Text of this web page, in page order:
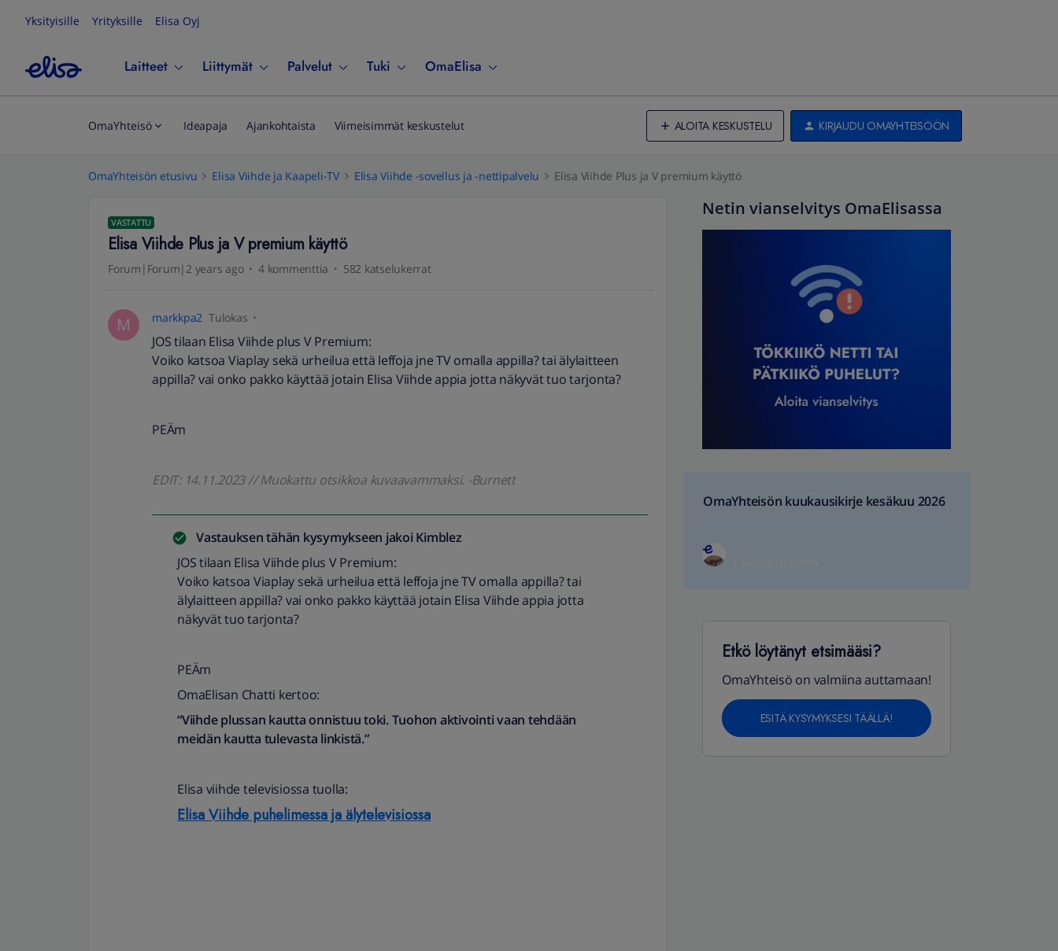
Yksityisille Yrityksille Elisa Oyj
Laitteet Liittymät Palvelut Tuki OmaElisa
OmaYhteisö Ideapaja Ajankohtaista Viimeisimmät keskustelut ALOITA KESKUSTELU KIRJAUDU OMAYHTEISÖÖN
OmaYhteisön etusivu Elisa Viihde ja Kaapeli-TV Elisa Viihde -sovellus ja -nettipalvelu Elisa Viihde Plus ja V premium käyttö
VASTATTU
Elisa Viihde Plus ja V premium käyttö
Forum|Forum|2 years ago 4 kommenttia 582 katselukerrat
M markkpa2 Tulokas
JOS tilaan Elisa Viihde plus V Premium:
Voiko katsoa Viaplay sekä urheilua että leffoja jne TV omalla appilla? tai älylaitteen
appilla? vai onko pakko käyttää jotain Elisa Viihde appia jotta näkyvät tuo tarjonta?
PEÄm
EDIT: 14.11.2023 // Muokattu otsikkoa kuvaavammaksi. -Burnett
Vastauksen tähän kysymykseen jakoi Kimblez
JOS tilaan Elisa Viihde plus V Premium:
Voiko katsoa Viaplay sekä urheilua että leffoja jne TV omalla appilla? tai
älylaitteen appilla? vai onko pakko käyttää jotain Elisa Viihde appia jotta
näkyvät tuo tarjonta?
PEÄm
OmaElisan Chatti kertoo:
“Viihde plussan kautta onnistuu toki. Tuohon aktivointi vaan tehdään
meidän kautta tulevasta linkistä.”
Elisa viihde televisiossa tuolla:
Elisa Viihde puhelimessa ja älytelevisiossa
Netin vianselvitys OmaElisassa
OmaYhteisön kuukausikirje kesäkuu 2026
Etkö löytänyt etsimääsi?
OmaYhteisö on valmiina auttamaan!
ESITÄ KYSYMYKSESI TÄÄLLÄ!